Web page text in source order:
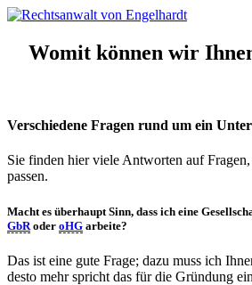
Womit können wir
Verschiedene Fragen rund um ein
Sie finden hier viele Antworten auf
passen.
Macht es überhaupt Sinn, dass ich eine
GbR oder oHG arbeite?
Das ist eine gute Frage; dazu muss ich
desto mehr spricht das für die Gründung